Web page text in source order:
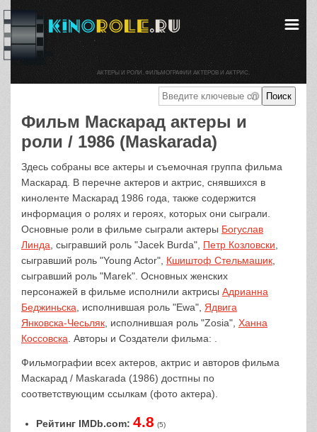
Фильм Маскарад актеры и
роли / 1986 (Maskarada)
Здесь собраны все актеры и съемочная группа фильма
Маскарад. В перечне актеров и актрис, снявшихся в
киноленте Маскарад 1986 года, также содержится
информация о ролях и героях, которых они сыграли.
Основные роли в фильме сыграли актеры Богуслав
Линда , сыгравший роль "Jacek Burda", Петр Козловски
сыгравший роль "Young Actor", Кшиштоф Стельмашик
сыгравший роль "Marek". Основных женских
персонажей в фильме исполнили актрисы Адрианна
Беджиньска , исполнившая роль "Ewa", Ядвига
Янковска-Чесьляк , исполнившая роль "Zosia", Ханна
Коссовска . Авторы и Создатели фильма: .
Фильмографии всех актеров, актрис и авторов фильма
Маскарад / Maskarada (1986) достпны по
соответствующим ссылкам (фото актера).
Рейтинг IMDb.com: 4.8 (5)
АКТЕРЫ И РОЛИ. ФИЛЬМОГРАФИИ АКТЕРОВ И АКТРИС.